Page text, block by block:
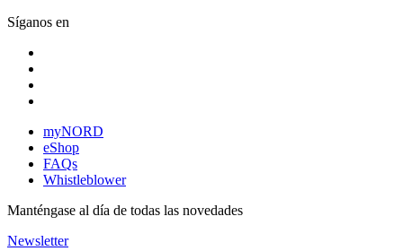
Síganos en
myNORD
eShop
FAQs
Whistleblower
Manténgase al día de todas las novedades
Newsletter